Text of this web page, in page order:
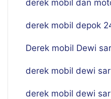
derek mobil dan
derek mobil depok
Derek mobil Dewi
derek mobil dewi
derek mobil dewi